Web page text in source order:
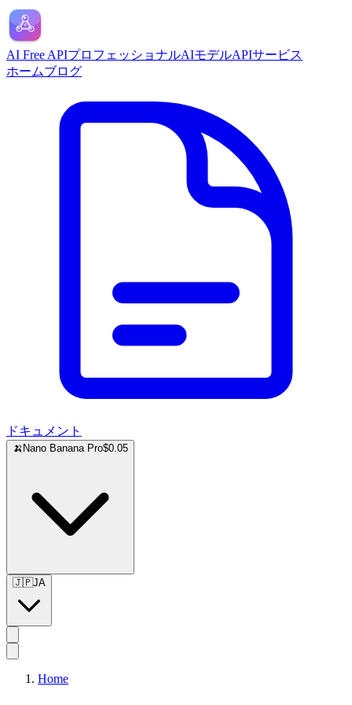
AI Free APIプロフェッショナルAIモデルAPIサービス
ホームブログ
ドキュメント
🍌 Nano Banana Pro$0.05
🇯🇵JA
Home